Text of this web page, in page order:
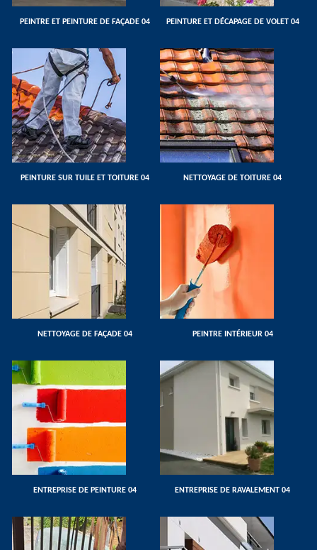
PEINTRE ET PEINTURE DE FAÇADE 04 PEINTURE ET DÉCAPAGE DE VOLET 04
PEINTURE SUR TUILE ET TOITURE 04 NETTOYAGE DE TOITURE 04
NETTOYAGE DE FAÇADE 04 PEINTRE INTÉRIEUR 04
ENTREPRISE DE PEINTURE 04 ENTREPRISE DE RAVALEMENT 04